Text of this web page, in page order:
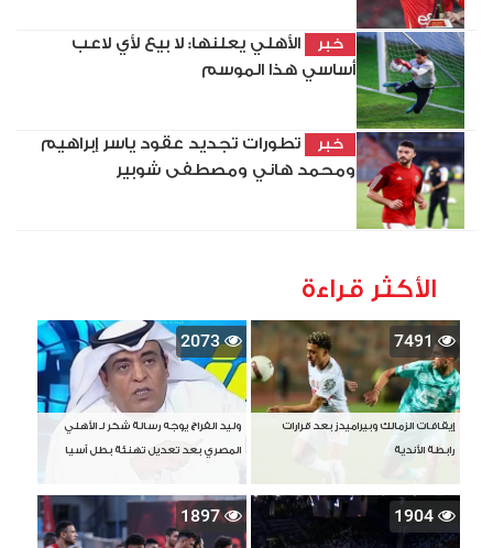
خبر
الأهلي يعلنها: لا بيع لأي لاعب
أساسي هذا الموسم
خبر
تطورات تجديد عقود ياسر إبراهيم
ومحمد هاني ومصطفى شوبير
الأكثر قراءة
7491
إيقافات الزمالك وبيراميدز بعد قرارات
رابطة الأندية
2073
وليد الفراج يوجه رسالة شكر لـ الأهلي
المصري بعد تعديل تهنئة بطل آسيا
1904
1897